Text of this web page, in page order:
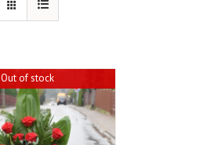
Out of stock